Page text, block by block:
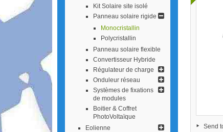
Kit Solaire site isolé
Panneau solaire rigide
Monocristall​in
Polycristall​in
Panneau solaire flexible
Convertisseur Hybride
Régulateur de charge
Onduleur réseau
Systèmes de fixations
de modules
Boitier & Coffret
PhotoVoltaïque
Eolienne
Send